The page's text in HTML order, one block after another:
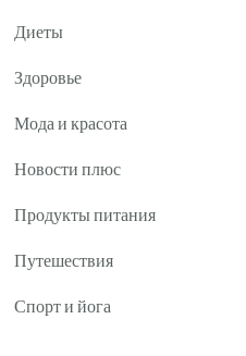
Диеты
Здоровье
Мода и красота
Новости плюс
Продукты питания
Путешествия
Спорт и йога